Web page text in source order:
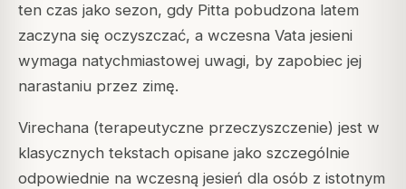
ten czas jako sezon, gdy Pitta pobudzona latem
zaczyna się oczyszczać, a wczesna Vata jesieni
wymaga natychmiastowej uwagi, by zapobiec jej
narastaniu przez zimę.
Virechana (terapeutyczne przeczyszczenie) jest w
klasycznych tekstach opisane jako szczególnie
odpowiednie na wczesną jesień dla osób z istotnym